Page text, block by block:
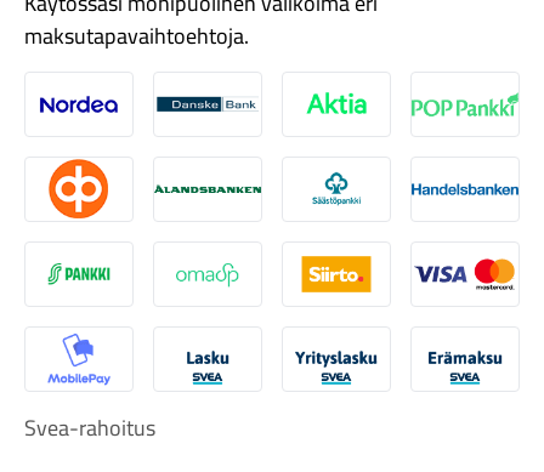
Tarvikkeet
maksutapavaihtoehtoja.
Nordea Danske Aktia Pop-
Osuuspankki Ålandsbanken Säästöpankki
S-Pankki Omasp Siirto Visa &
MobilePay Svea Lasku Svea yrityslaskuSvea
Svea-rahoitus